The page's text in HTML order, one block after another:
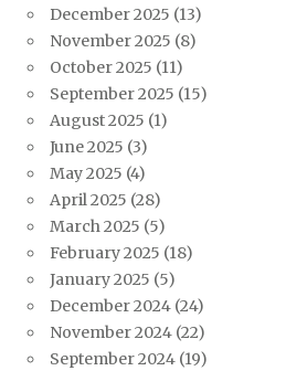
December 2025 (13)
November 2025 (8)
October 2025 (11)
September 2025 (15)
August 2025 (1)
June 2025 (3)
May 2025 (4)
April 2025 (28)
March 2025 (5)
February 2025 (18)
January 2025 (5)
December 2024 (24)
November 2024 (22)
September 2024 (19)